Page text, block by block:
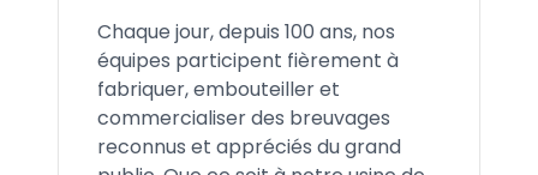
Chaque jour, depuis 100 ans, nos
équipes participent fièrement à
fabriquer, embouteiller et
commercialiser des breuvages
reconnus et appréciés du grand